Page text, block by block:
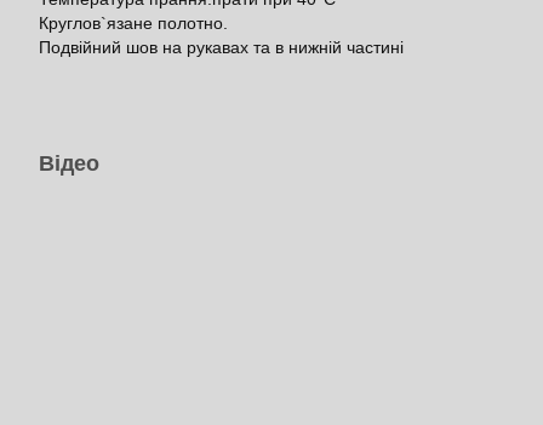
Круглов`язане полотно.
Подвійний шов на рукавах та в нижній частині
Відео